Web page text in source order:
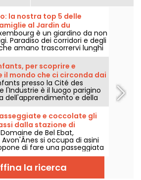
la nostra top 5 delle
al Jardin du
è un giardino da non
Paradiso dei corridori e degli
amano trascorrervi lunghi
il luogo preferito dalle
sfogarsi o
attività per bambini
per scoprire e
il mondo che ci circonda dai
presso la Cité des
l'Industrie è il luogo parigino
dell'apprendimento e della
Per i bambini dai 5 ai 10
possono scoprire il mondo
utilizzando i cinque sensi.
e coccolate gli
dalla stazione di
Avon de Bel Ebat,
Avon'Ânes si occupa di asini
di fare una passeggiata
la ricerca